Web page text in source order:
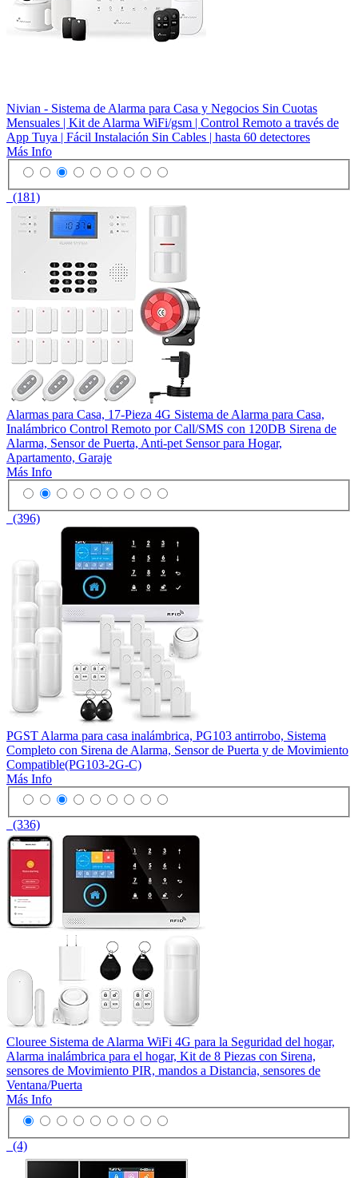
Nivian - Sistema de Alarma para Casa y Negocios Sin Cuotas
Mensuales | Kit de Alarma WiFi/gsm | Control Remoto a través de
App Tuya | Fácil Instalación Sin Cables | hasta 60 detectores
Más Info
(181)
Alarmas para Casa, 17-Pieza 4G Sistema de Alarma para Casa,
Inalámbrico Control Remoto por Call/SMS con 120DB Sirena de
Alarma, Sensor de Puerta, Anti-pet Sensor para Hogar,
Apartamento, Garaje
Más Info
(396)
PGST Alarma para casa inalámbrica, PG103 antirrobo, Sistema
Completo con Sirena de Alarma, Sensor de Puerta y de Movimiento
Compatible(PG103-2G-C)
Más Info
(336)
Clouree Sistema de Alarma WiFi 4G para la Seguridad del hogar,
Alarma inalámbrica para el hogar, Kit de 8 Piezas con Sirena,
sensores de Movimiento PIR, mandos a Distancia, sensores de
Ventana/Puerta
Más Info
(4)